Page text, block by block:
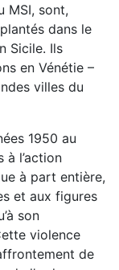
MSI, sont,
dans le
Sicile. Ils
en Vénétie –
villes du
1950 au
à l’action
à part entière,
et aux figures
son
violence
de